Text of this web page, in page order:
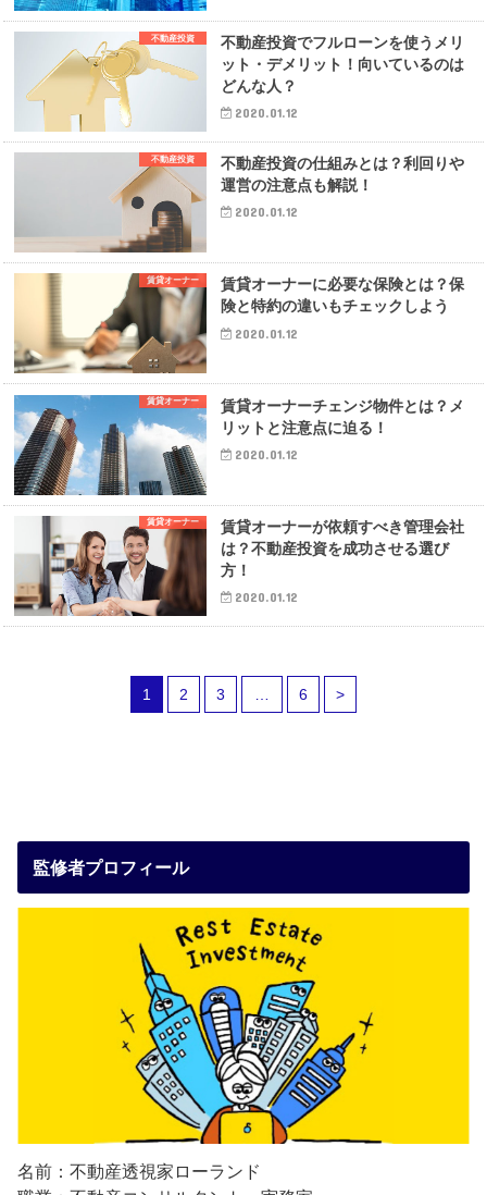
不動産投資
不動産投資でフルローンを使うメリ
ット・デメリット！向いているのは
どんな人？
2020.01.12
不動産投資
不動産投資の仕組みとは？利回りや
運営の注意点も解説！
2020.01.12
賃貸オーナー
賃貸オーナーに必要な保険とは？保
険と特約の違いもチェックしよう
2020.01.12
賃貸オーナー
賃貸オーナーチェンジ物件とは？メ
リットと注意点に迫る！
2020.01.12
賃貸オーナー
賃貸オーナーが依頼すべき管理会社
は？不動産投資を成功させる選び
方！
2020.01.12
1 2 3 … 6 >
監修者プロフィール
名前：不動産透視家ローランド